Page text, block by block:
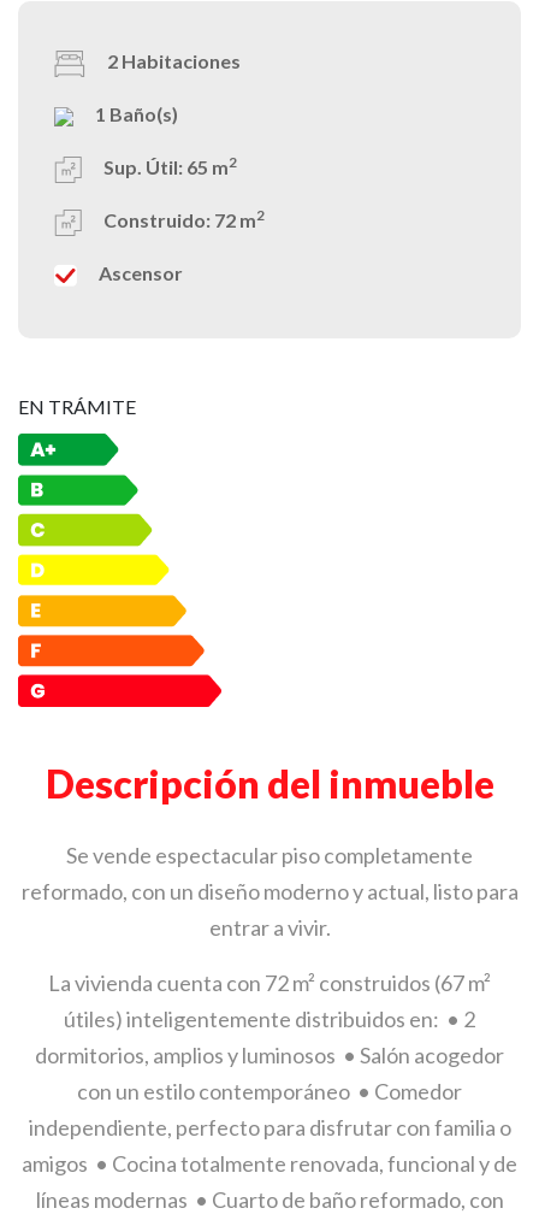
2 Habitaciones
1 Baño(s)
Sup. Útil: 65 m2
Construido: 72 m2
Ascensor
EN TRÁMITE
Descripción del inmueble
Se vende espectacular piso completamente
reformado, con un diseño moderno y actual, listo para
entrar a vivir.
La vivienda cuenta con 72 m² construidos (67 m²
útiles) inteligentemente distribuidos en: • 2
dormitorios, amplios y luminosos • Salón acogedor
con un estilo contemporáneo • Comedor
independiente, perfecto para disfrutar con familia o
amigos • Cocina totalmente renovada, funcional y de
líneas modernas • Cuarto de baño reformado, con